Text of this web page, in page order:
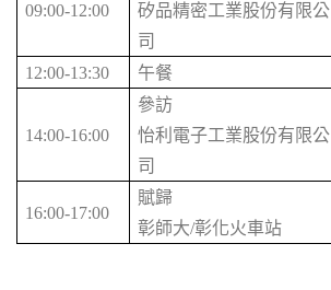
09:00-12:00
矽品精密工業股份有限公
司
12:00-13:30
午餐
14:00-16:00
參訪
怡利電子工業股份有限公
司
16:00-17:00
賦歸
彰師大/彰化火車站